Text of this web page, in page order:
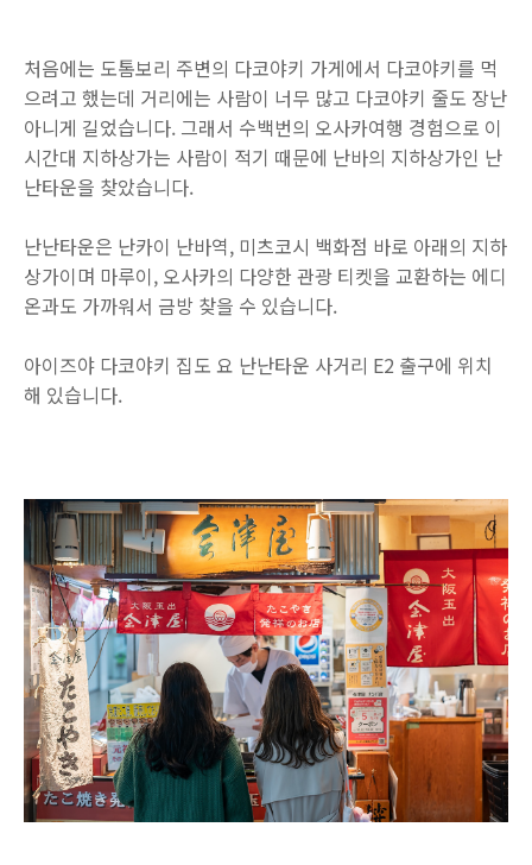
처음에는 도톰보리 주변의 다코야키 가게에서 다코야키를 먹
으려고 했는데 거리에는 사람이 너무 많고 다코야키 줄도 장난
아니게 길었습니다. 그래서 수백번의 오사카여행 경험으로 이
시간대 지하상가는 사람이 적기 때문에 난바의 지하상가인 난
난타운을 찾았습니다.
난난타운은 난카이 난바역, 미츠코시 백화점 바로 아래의 지하
상가이며 마루이, 오사카의 다양한 관광 티켓을 교환하는 에디
온과도 가까워서 금방 찾을 수 있습니다.
아이즈야 다코야키 집도 요 난난타운 사거리 E2 출구에 위치
해 있습니다.